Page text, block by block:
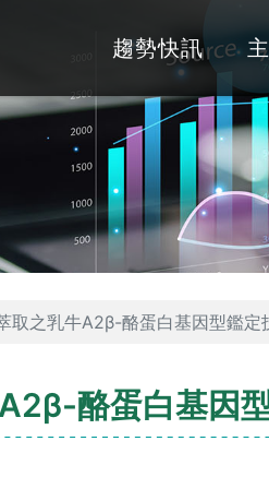
趨勢快訊
取之乳牛A2β-酪蛋白基因型鑑定
酪蛋白基因